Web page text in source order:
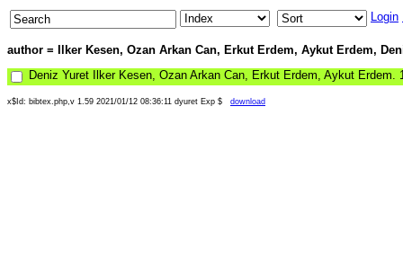
Login
author = Ilker Kesen, Ozan Arkan Can, Erkut Erdem, Aykut Erdem,
Deniz Yuret Ilker Kesen, Ozan Arkan Can, Erkut Erdem, Aykut Erdem.
x$Id: bibtex.php,v 1.59 2021/01/12 08:36:11 dyuret Exp $ download